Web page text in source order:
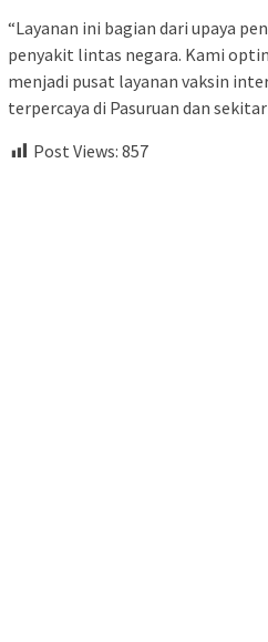
“Layanan ini bagian dari upaya
penyakit lintas negara. Kami
menjadi pusat layanan vaksin
terpercaya di Pasuruan dan
Post Views: 857